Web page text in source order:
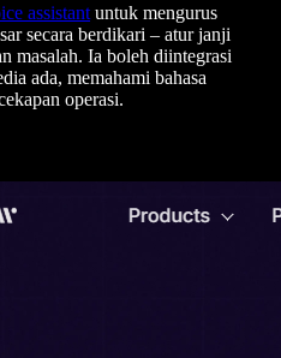
assistant untuk mengurus
secara berdikari – atur janji
masalah. Ia boleh diintegrasi
ada, memahami bahasa
operasi.